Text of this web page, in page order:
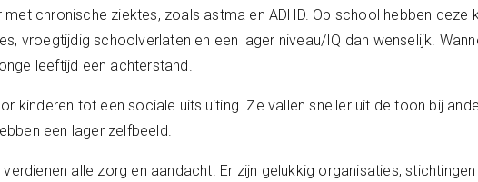
chronische ziektes, zoals astma en ADHD. Op school hebben
vroegtijdig schoolverlaten en een lager niveau/IQ dan wenselijk.
leeftijd een achterstand.
kinderen tot een sociale uitsluiting. Ze vallen sneller uit de toon bij
een lager zelfbeeld.
alle zorg en aandacht. Er zijn gelukkig organisaties,